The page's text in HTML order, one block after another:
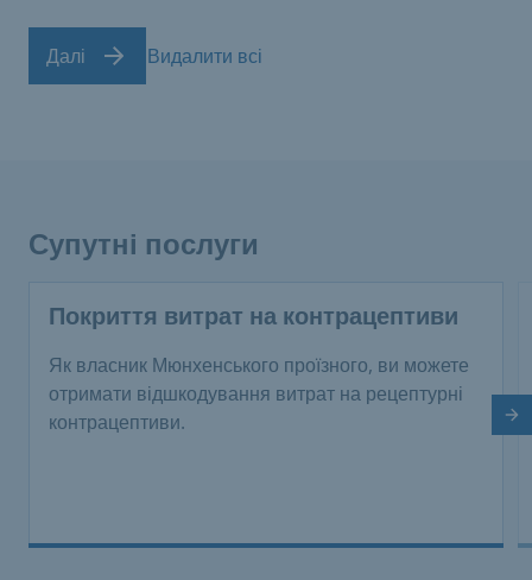
Далі Видалити всі
Супутні послуги
Покриття витрат на контрацептиви
Як власник Мюнхенського проїзного, ви можете
отримати відшкодування витрат на рецептурні
контрацептиви.